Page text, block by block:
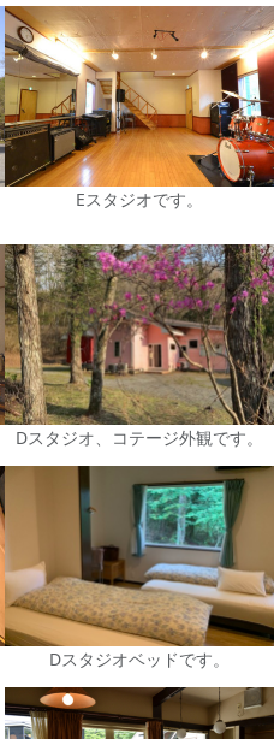
Eスタジオです。
Dスタジオ、コテージ外観です。
Dスタジオベッドです。